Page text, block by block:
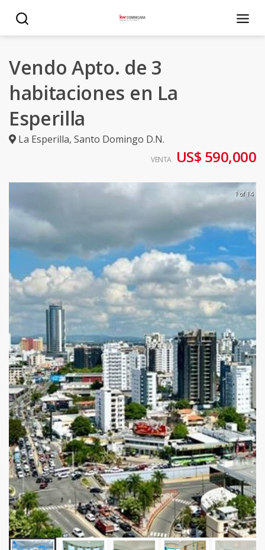
Vendo Apto. de 3
habitaciones en La
Esperilla
La Esperilla, Santo Domingo D.N.
VENTA US$ 590,000
1 of 14